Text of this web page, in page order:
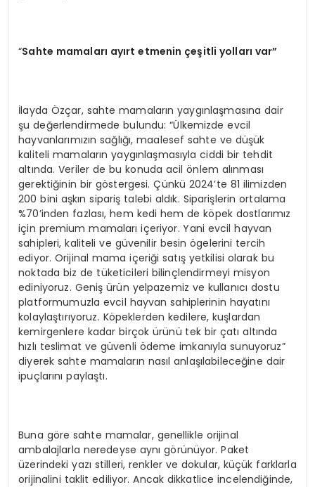
“Sahte mamaları ayırt etmenin çeşitli yolları var”
İlayda Özçar, sahte mamaların yaygınlaşmasına dair
şu değerlendirmede bulundu: “Ülkemizde evcil
hayvanlarımızın sağlığı, maalesef sahte ve düşük
kaliteli mamaların yaygınlaşmasıyla ciddi bir tehdit
altında. Veriler de bu konuda acil önlem alınması
gerektiğinin bir göstergesi. Çünkü 2024’te 81 ilimizden
200 bini aşkın sipariş talebi aldık. Siparişlerin ortalama
%70’inden fazlası, hem kedi hem de köpek dostlarımız
için premium mamaları içeriyor. Yani evcil hayvan
sahipleri, kaliteli ve güvenilir besin ögelerini tercih
ediyor. Orijinal mama içeriği satış yetkilisi olarak bu
noktada biz de tüketicileri bilinçlendirmeyi misyon
ediniyoruz. Geniş ürün yelpazemiz ve kullanıcı dostu
platformumuzla evcil hayvan sahiplerinin hayatını
kolaylaştırıyoruz. Köpeklerden kedilere, kuşlardan
kemirgenlere kadar birçok ürünü tek bir çatı altında
hızlı teslimat ve güvenli ödeme imkanıyla sunuyoruz”
diyerek sahte mamaların nasıl anlaşılabileceğine dair
ipuçlarını paylaştı.
Buna göre sahte mamalar, genellikle orijinal
ambalajlarla neredeyse aynı görünüyor. Paket
üzerindeki yazı stilleri, renkler ve dokular, küçük farklarla
orijinalini taklit ediliyor. Ancak dikkatlice incelendiğinde,